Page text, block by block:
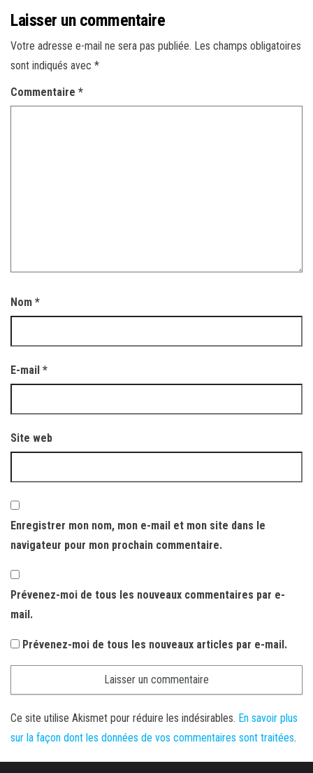
Laisser un commentaire
Votre adresse e-mail ne sera pas publiée. Les champs obligatoires
sont indiqués avec *
Commentaire *
Nom *
E-mail *
Site web
Enregistrer mon nom, mon e-mail et mon site dans le
navigateur pour mon prochain commentaire.
Prévenez-moi de tous les nouveaux commentaires par e-
mail.
Prévenez-moi de tous les nouveaux articles par e-mail.
Ce site utilise Akismet pour réduire les indésirables. En savoir plus
sur la façon dont les données de vos commentaires sont traitées.